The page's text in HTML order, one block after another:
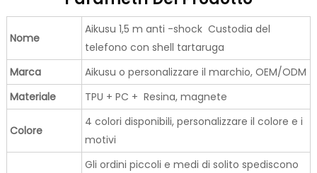
Nome
Aikusu 1,5 m anti -shock Custodia del
telefono con shell tartaruga
Marca
Aikusu o personalizzare il marchio, OEM/ODM
Materiale
TPU + PC + Resina, magnete
Colore
4 colori disponibili, personalizzare il colore e i
motivi
Gli ordini piccoli e medi di solito spediscono